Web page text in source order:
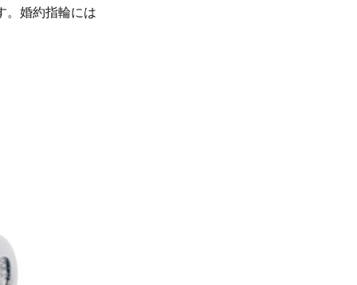
。婚約指輪には